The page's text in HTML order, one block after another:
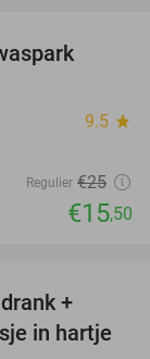
9.5 star
Regulier €25
€15,50
+
in hartje